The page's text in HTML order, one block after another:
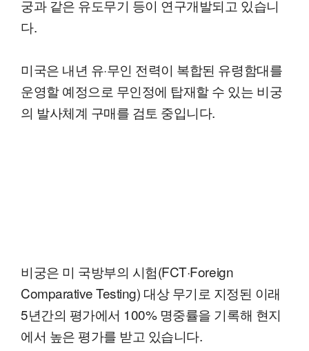
궁과 같은 유도무기 등이 연구개발되고 있습니
다.
미국은 내년 유·무인 전력이 복합된 유령함대를
운영할 예정으로 무인정에 탑재할 수 있는 비궁
의 발사체계 구매를 검토 중입니다.
비궁은 미 국방부의 시험(FCT·Foreign
Comparative Testing) 대상 무기로 지정된 이래
5년간의 평가에서 100% 명중률을 기록해 현지
에서 높은 평가를 받고 있습니다.